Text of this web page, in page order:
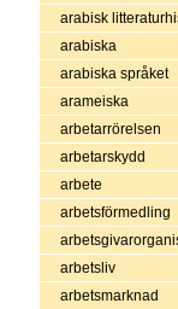
arabisk
arabiska
arabiska språket
arameiska
arbetarrörelsen
arbetarskydd
arbete
arbetsförmedling
arbetsliv
arbetsmarknad